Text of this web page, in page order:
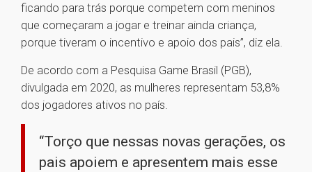
ficando para trás porque competem com meninos
que começaram a jogar e treinar ainda criança,
porque tiveram o incentivo e apoio dos pais”, diz ela.
De acordo com a Pesquisa Game Brasil (PGB),
divulgada em 2020, as mulheres representam 53,8%
dos jogadores ativos no país.
“Torço que nessas novas gerações, os
pais apoiem e apresentem mais esse